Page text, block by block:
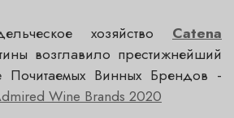
хозяйство Catena
возглавило престижнейший
Почитаемых Винных Брендов -
Wine Brands 2020